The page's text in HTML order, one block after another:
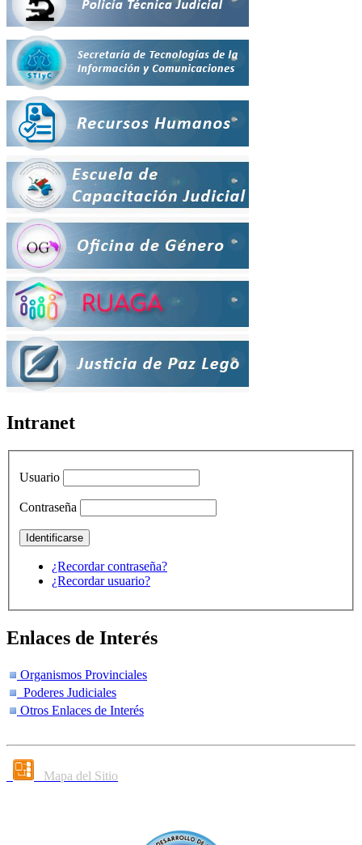
Intranet
Usuario
Contraseña
¿Recordar contraseña?
¿Recordar usuario?
Enlaces de Interés
Organismos Provinciales
Poderes Judiciales
Otros Enlaces de Interés
Mapa del Sitio